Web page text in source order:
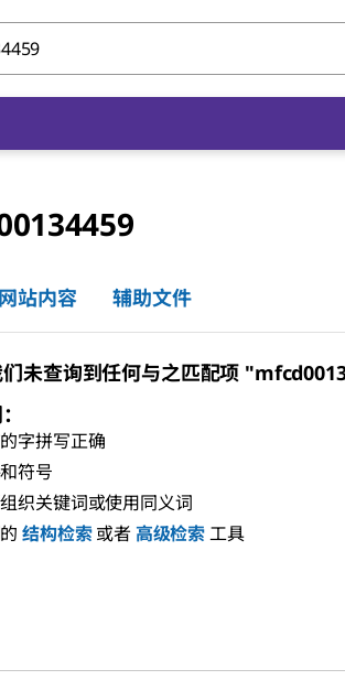
网站内容 辅助文件
未查询到任何与之匹配项
字拼写正确
符号
织关键词或使用同义词
结构检索 或者高级检索工具